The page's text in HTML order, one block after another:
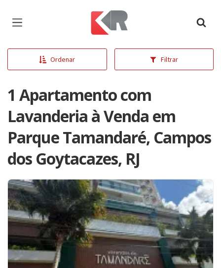
Página inicial
Ordenar Filtrar
1 Apartamento com
Lavanderia à Venda em
Parque Tamandaré, Campos
dos Goytacazes, RJ